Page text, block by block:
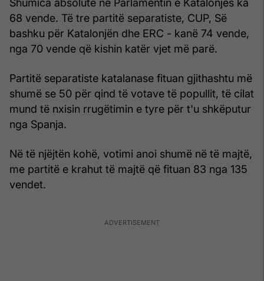
Shumica absolute në Parlamentin e Katalonjës ka
68 vende. Të tre partitë separatiste, CUP, Së
bashku për Katalonjën dhe ERC - kanë 74 vende,
nga 70 vende që kishin katër vjet më parë.
Partitë separatiste katalanase fituan gjithashtu më
shumë se 50 për qind të votave të popullit, të cilat
mund të nxisin rrugëtimin e tyre për t'u shkëputur
nga Spanja.
Në të njëjtën kohë, votimi anoi shumë në të majtë,
me partitë e krahut të majtë që fituan 83 nga 135
vendet.